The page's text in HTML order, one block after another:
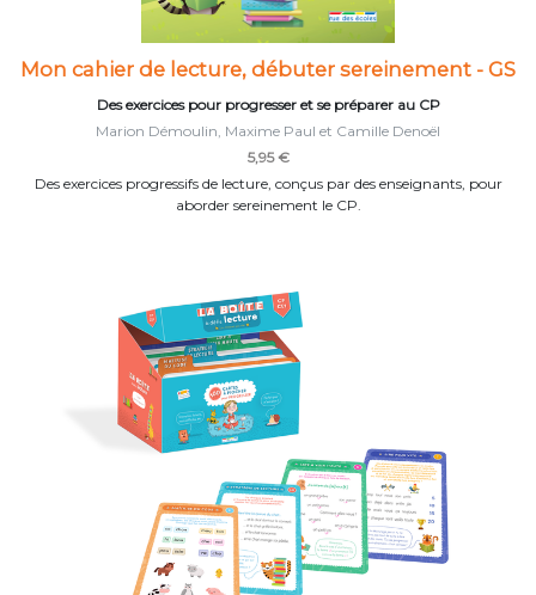
Mon cahier de lecture, débuter sereinement - GS
Des exercices pour progresser et se préparer au CP
Marion Démoulin, Maxime Paul et Camille Denoël
5,95 €
Des exercices progressifs de lecture, conçus par des enseignants, pour
aborder sereinement le CP.